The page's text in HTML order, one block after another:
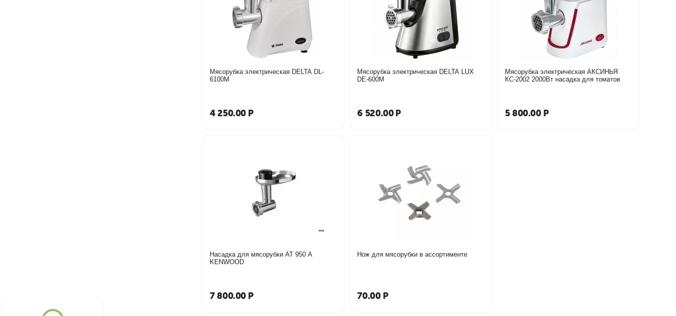
Мясорубка электрическая DELTA DL-
6100М
4 250.00 Р
Мясорубка электрическая DELTA LUX
DE-600М
6 520.00 Р
Мясорубка электрическая АКСИНЬЯ
КС-2002 2000Вт насадка для томатов
5 800.00 Р
Насадка для мясорубки АТ 950 А
KENWOOD
7 800.00 Р
Нож для мясорубки в ассортименте
70.00 Р